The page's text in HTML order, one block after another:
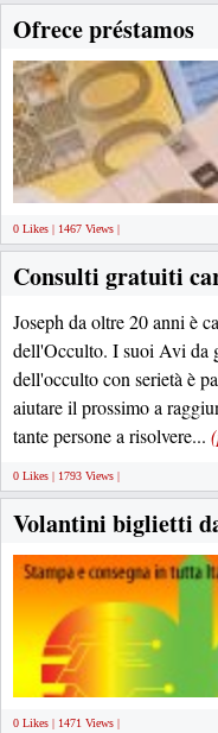
Ofrece préstamos
0 Likes | 1467 Views |
Consulti gratuiti
Joseph da oltre 20 anni è
dell'Occulto. I suoi Avi da
dell'occulto con serietà è
aiutare il prossimo a
tante persone a risolvere...
0 Likes | 1793 Views |
Volantini biglietti
0 Likes | 1471 Views |